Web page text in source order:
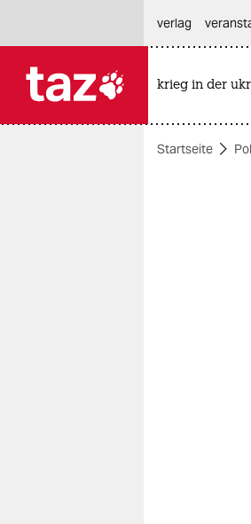
themen
verlag
krieg in der
Startseite